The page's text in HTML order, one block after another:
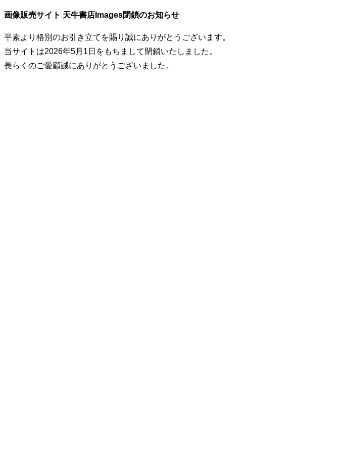
画像販売サイト 天牛書店Images閉鎖のお知らせ
平素より格別のお引き立てを賜り誠にありがとうございます。
当サイトは2026年5月1日をもちまして閉鎖いたしました。
長らくのご愛顧誠にありがとうございました。